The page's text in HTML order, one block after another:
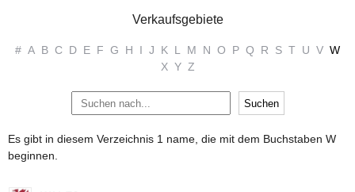
Verkaufsgebiete
# A B C D E F G H I J K L M N O P Q R S T U V W
X Y Z
Es gibt in diesem Verzeichnis 1 name, die mit dem Buchstaben W
beginnen.